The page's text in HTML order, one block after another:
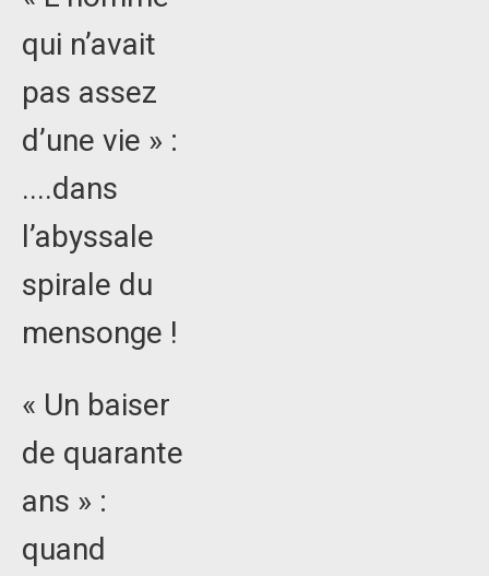
qui n’avait
pas assez
d’une vie » :
....dans
l’abyssale
spirale du
mensonge !
« Un baiser
de quarante
ans » :
quand